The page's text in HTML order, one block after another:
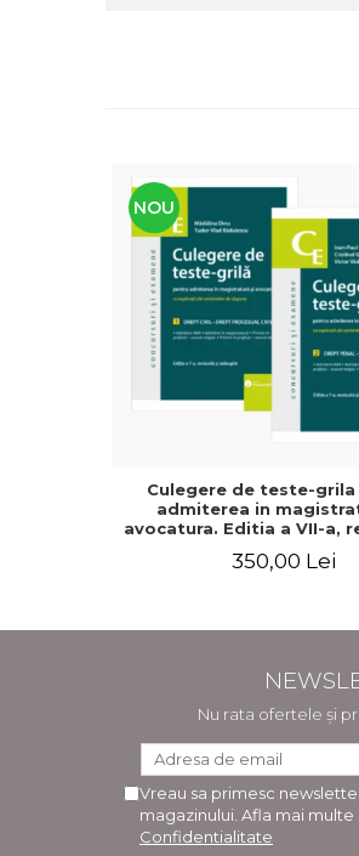
NOU
Culegere de teste-
admiterea in
avocatura. Editia a VII-a,
adaugita - Ioan-Paul
Ghigheci, Victor Vaduva,
350,00 Lei
Nu rata ofertele și
Vreau sa primesc
magazinului. Afla mai multe
Confidentialitate